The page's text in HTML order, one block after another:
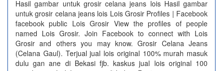
Hasil gambar untuk grosir celana jeans lois Hasil gambar
untuk grosir celana jeans lois Lois Grosir Profiles | Facebook
facebook public Lois Grosir View the profiles of people
named Lois Grosir. Join Facebook to connect with Lois
Grosir and others you may know. Grosir Celana Jeans
(Celana Gaul). Terjual jual lois original 100% murah masuk
dulu gan ane di Bekasi fjb. kaskus jual lois original 100